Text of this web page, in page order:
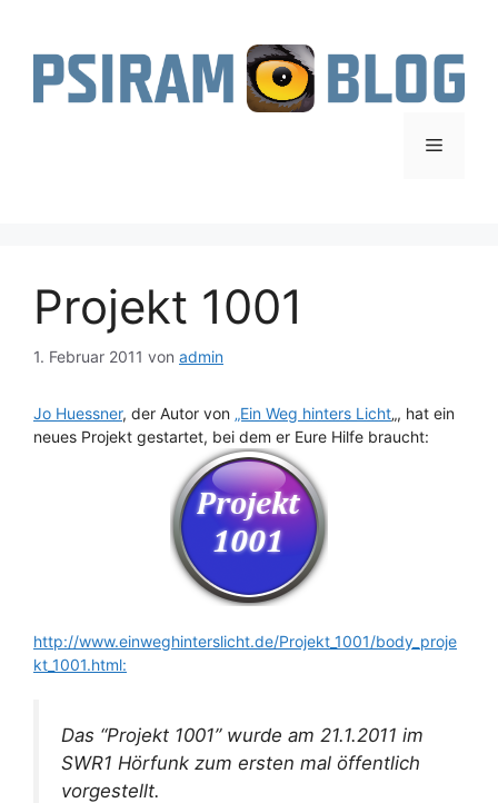
springen
Menü
Projekt 1001
1. Februar 2011 von admin
Jo Huessner, der Autor von „Ein Weg hinters Licht„, hat ein
neues Projekt gestartet, bei dem er Eure Hilfe braucht:
http://www.einweghinterslicht.de/Projekt_1001/body_proje
kt_1001.html:
Das “Projekt 1001” wurde am 21.1.2011 im
SWR1 Hörfunk zum ersten mal öffentlich
vorgestellt.